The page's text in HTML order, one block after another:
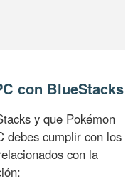
con BlueStacks
y que Pokémon
debes cumplir con los
con la